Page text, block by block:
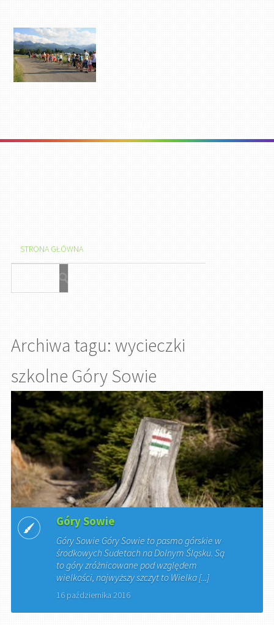
STRONA GŁÓWNA
Archiwa tagu: wycieczki
szkolne Góry Sowie
Góry Sowie
Góry Sowie Góry Sowie to pasmo górskie w
środkowych Sudetach na Dolnym Śląsku. Są
to góry zróżnicowane pod względem
wielkości, najwyższy szczyt to Wielka [...]
16 października 2016